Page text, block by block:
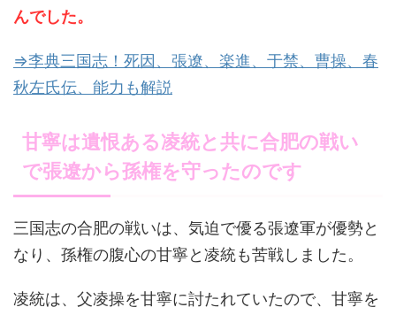
んでした。
⇒李典三国志！死因、張遼、楽進、于禁、曹操、春
秋左氏伝、能力も解説
甘寧は遺恨ある凌統と共に合肥の戦い
で張遼から孫権を守ったのです
三国志の合肥の戦いは、気迫で優る張遼軍が優勢と
なり、孫権の腹心の甘寧と凌統も苦戦しました。
凌統は、父凌操を甘寧に討たれていたので、甘寧を